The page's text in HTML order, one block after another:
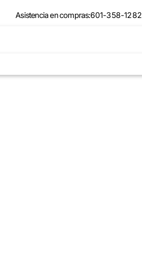
Asistencia en compras:601-358-1282